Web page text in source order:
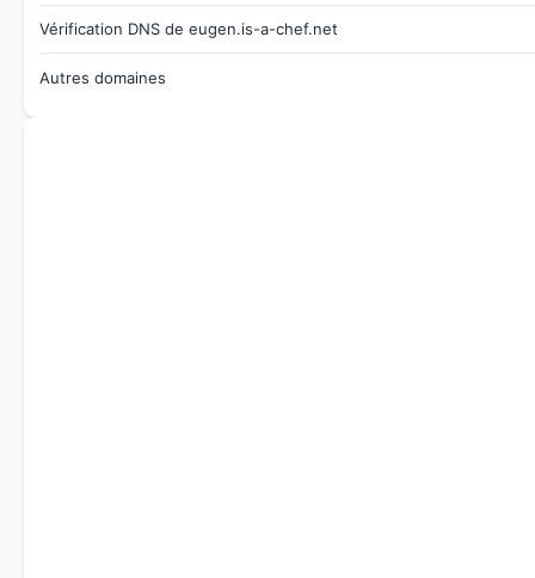
Vérification DNS de eugen.is-a-chef.net
Autres domaines